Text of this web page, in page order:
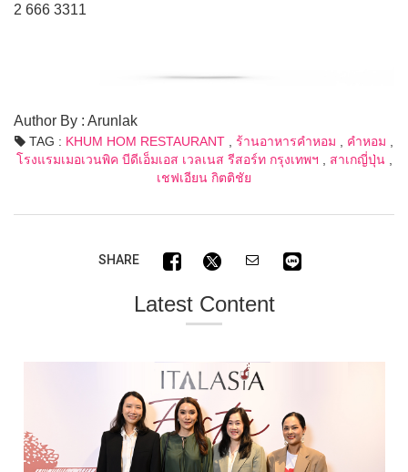
2 666 3311
Author By : Arunlak
TAG : KHUM HOM RESTAURANT , ร้านอาหารคำหอม , คำหอม ,
โรงแรมเมอเวนพิค บีดีเอ็มเอส เวลเนส รีสอร์ท กรุงเทพฯ , สาเกญี่ปุ่น,
เชฟเอียน กิตติชัย
SHARE
Latest Content